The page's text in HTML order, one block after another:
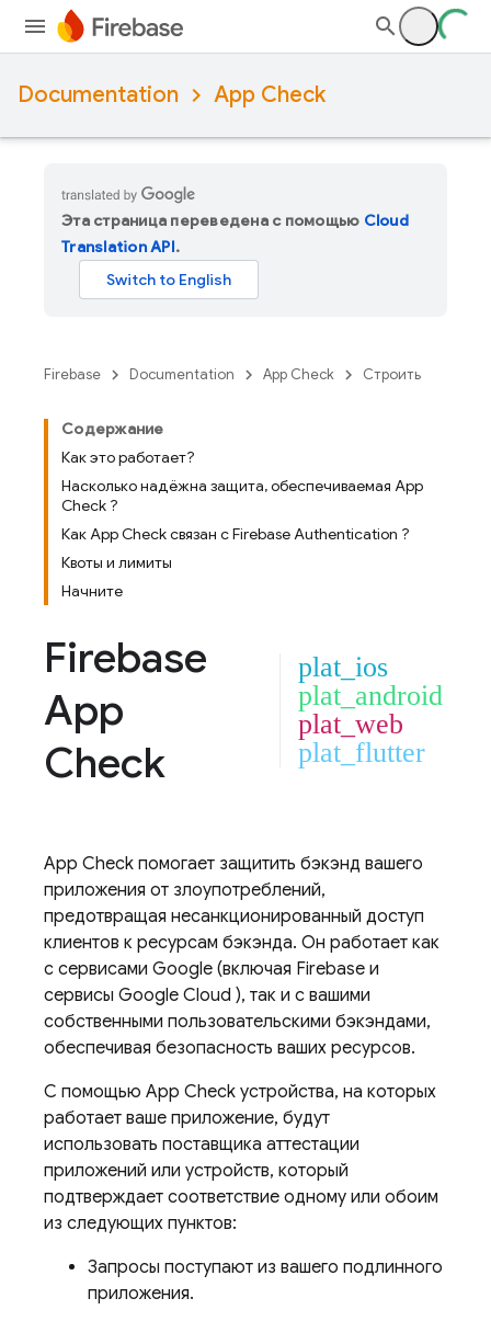
Documentation App Check
Эта страница переведена с помощью Cloud
Translation API.
Firebase Documentation App Check Строить
Содержание
Как это работает?
Насколько надёжна защита, обеспечиваемая App
Check ?
Как App Check связан с Firebase Authentication ?
Квоты и лимиты
Начните
Firebase
App
Check
plat_ios
plat_android
plat_web
plat_flutter
App Check помогает защитить бэкэнд вашего
приложения от злоупотреблений,
предотвращая несанкционированный доступ
клиентов к ресурсам бэкэнда. Он работает как
с сервисами Google (включая Firebase и
сервисы Google Cloud ), так и с вашими
собственными пользовательскими бэкэндами,
обеспечивая безопасность ваших ресурсов.
С помощью App Check устройства, на которых
работает ваше приложение, будут
использовать поставщика аттестации
приложений или устройств, который
подтверждает соответствие одному или обоим
из следующих пунктов:
Запросы поступают из вашего подлинного
приложения.